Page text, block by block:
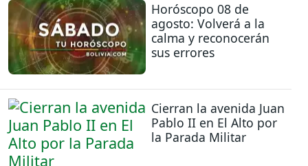
Horóscopo 08 de
agosto: Volverá a la
calma y reconocerán
sus errores
Cierran la avenida Juan
Pablo II en El Alto por
la Parada Militar